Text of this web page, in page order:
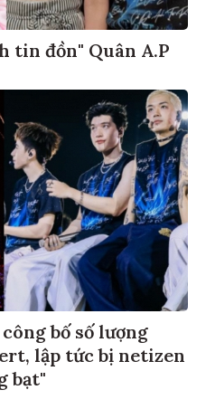
tin đồn" Quân A.P
bố số lượng
lập tức bị netizen
bạt"